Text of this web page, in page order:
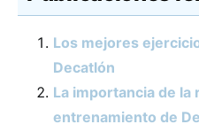
Los mejores
Decatlón
La importancia de
entrenamiento de